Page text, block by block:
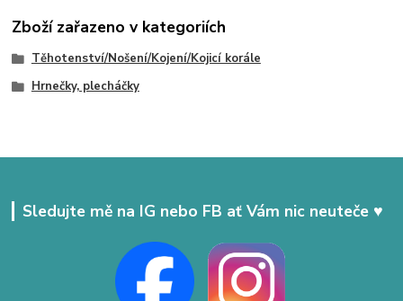
Zboží zařazeno v kategoriích
Těhotenství/Nošení/Kojení/Kojicí korále
Hrnečky, plecháčky
Sledujte mě na IG nebo FB ať Vám nic neuteče ♥